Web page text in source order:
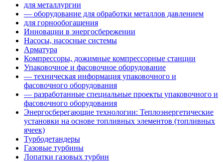
для металлургии
— оборудование для обработки металлов давлением
для горнообогащения
Инновации в энергосбережении
Насосы, насосные системы
Арматура
Компрессоры, дожимные компрессорные станции
Упаковочное и фасовочное оборудование
— техническая информация упаковочного и
фасовочного оборудования
— разработанные специальные проекты упаковочного и
фасовочного оборудования
Энергосберегающие технологии: Теплоэнергетические
установки на основе топливных элементов (топливных
ячеек)
Турбодетандеры
Газовые турбины
Лопатки газовых турбин